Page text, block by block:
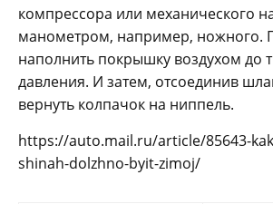
компрессора или механического
манометром, например, ножного.
наполнить покрышку воздухом до
давления. И затем, отсоединив
вернуть колпачок на ниппель.
https://auto.mail.ru/article/85643-
shinah-dolzhno-byit-zimoj/